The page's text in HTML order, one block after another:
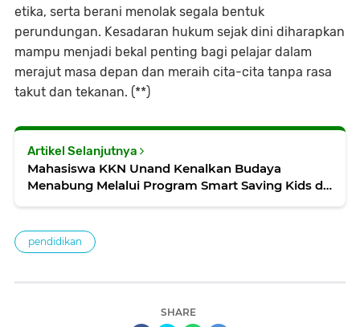
etika, serta berani menolak segala bentuk
perundungan. Kesadaran hukum sejak dini diharapkan
mampu menjadi bekal penting bagi pelajar dalam
merajut masa depan dan meraih cita-cita tanpa rasa
takut dan tekanan. (**)
Artikel Selanjutnya
Mahasiswa KKN Unand Kenalkan Budaya
Menabung Melalui Program Smart Saving Kids di
pendidikan
SHARE